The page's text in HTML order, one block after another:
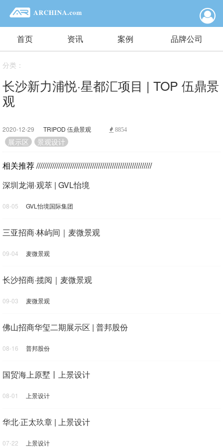
首页 资讯 案例 品牌公司
分类：
长沙新力浦悦·星都汇项目 | TOP 伍鼎景
观
2020-12-29 TRIPOD 伍鼎景观 8854
展示区 景观设计
相关推荐//////////////////////////////////////////////////////////
深圳龙湖·观萃 | GVL怡境
08-05 GVL怡境国际集团
三亚招商·林屿间｜麦微景观
09-04 麦微景观
长沙招商·揽阅｜麦微景观
09-03 麦微景观
佛山招商华玺二期展示区 | 普邦股份
08-16 普邦股份
国贸海上原墅丨上景设计
08-01 上景设计
华北·正太玖章 | 上景设计
07-22 上景设计